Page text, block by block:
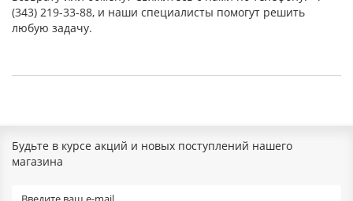
Долговечность:
Радиационная безопасность.
картона КАОН
при производстве холодильного оборудования
в металлургии в промышленных котлах
для тепловая защита труб отопительных систем и
(343) 219-33-88, и наши специалисты помогут решить
любую задачу.
Будьте в курсе акций и новых поступлений нашего
магазина